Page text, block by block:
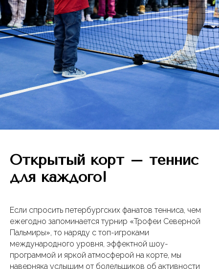
Открытый корт – теннис
для каждого!
Если спросить петербургских фанатов тенниса, чем
ежегодно запоминается турнир «Трофеи Северной
Пальмиры», то наряду с топ-игроками
международного уровня, эффектной шоу-
программой и яркой атмосферой на корте, мы
наверняка услышим от болельщиков об активности